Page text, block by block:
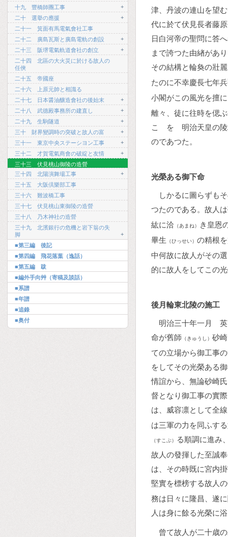
十九 豐橋師團工事
+
二十 選擧の應援
+
二十一 箕面有馬電氣會社工事
二十二 廣島瓦斯と廣島電軌の創設
+
二十三 阪堺電氣軌道會社の創立
+
二十四 北區の大火災に於ける故人の
任俠
二十五 帝國座
二十六 上原元帥と相識る
二十七 日本醤油釀造會社の後始末
+
二十八 武德殿事務所の建直し
+
二十九 生駒隧道
+
三十 財界變調時の突破と故人の富
+
三十一 東京中央ステーシヨン工事
+
三十二 才賀電氣商會の破綻と友情
+
三十三 伏見桃山御陵の造營
三十四 北陽演舞場工事
+
三十五 大阪倶樂部工事
三十六 難波橋工事
三十七 伏見桃山東御陵の造營
三十八 乃木神社の造營
三十九 北濱銀行の危機と岩下翁の失
脚
+
■第三編 後記
■第四編 飛花落葉（逸話）
■第五編 跋
■編外手向艸（寄稿及談話）
■系譜
■年譜
■追錄
■奥付
津、丹波の連山を望
代に於て伏見長者藤
日白河帝の聖問に答
まで誇つた由緖があ
その結構と輪奐の壯
たのに不幸慶長七年
小閣がこの風光を擅
離々、徒に往時を偲
こゝを 明治天皇の陵
のであつた。
光榮ある御下命
しかるに圖らずも
つたのである。故人
紘に洽 （あまね）
き皇恩
畢生 （ひっせい） の精根
中何故に故人がその
的に故人をしてこの
後月輪東北陵の施工
明治三十年一月 英
命が舊師 （きゅうし） 砂
ての立場から御工事
をしてその光榮ある
情誼から、無論砂崎
督となり御工事の實
は、威容凛として全
は三軍の力を同ふす
（すこぶ）
る順調に進み
故人の發揮した至誠
は、その時既に宮内
堅實を標榜する故人
務は日々に隆昌、遂
人は身に餘る光榮に
曾て故人が二十歳